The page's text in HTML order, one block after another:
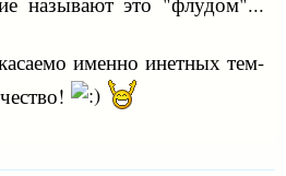
именно инетных тем-